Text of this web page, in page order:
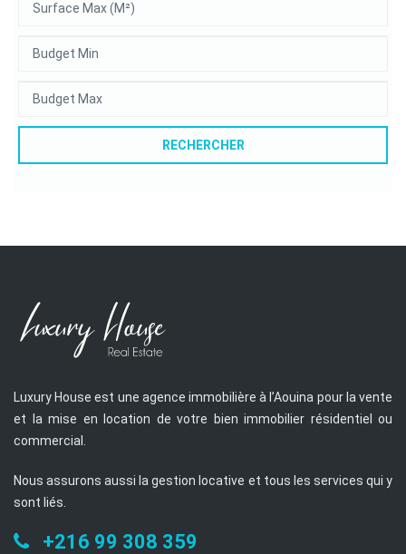
RECHERCHER
Luxury House est une agence immobilière à l’Aouina pour la vente
et la mise en location de votre bien immobilier résidentiel ou
commercial.
Nous assurons aussi la gestion locative et tous les services qui y
sont liés.
+216 99 308 359